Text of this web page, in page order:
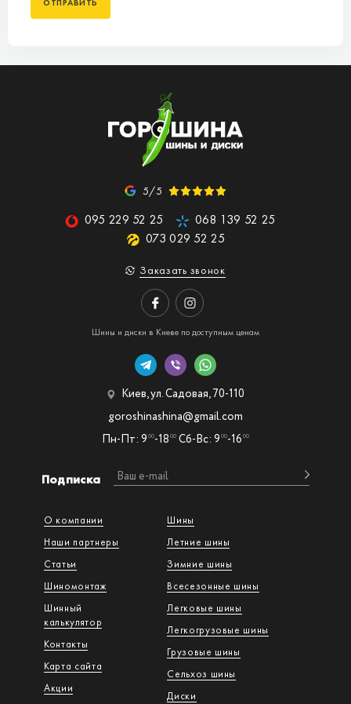
5/5
095 229 52 25
068 139 52 25
073 029 52 25
Заказать звонок
Шины и диски в Киеве по доступным ценам
О компании
Наши партнеры
Статьи
Шиномонтаж
Шинный
калькулятор
Контакты
Карта сайта
Акции
Шины
Летние шины
Зимние шины
Всесезонные шины
Легковые шины
Легкогрузовые шины
Грузовые шины
Сельхоз шины
Диски
Подписка
Киев, ул. Садовая, 70-110
Пн-Пт: 9 00-18 00 Сб-Вс: 9 00-16 00
goroshinashina@gmail.com